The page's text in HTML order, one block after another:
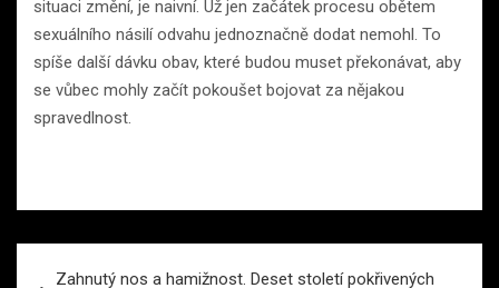
situaci změní, je naivní. Už jen začátek procesu obětem
sexuálního násilí odvahu jednoznačně dodat nemohl. To
spíše další dávku obav, které budou muset překonávat, aby
se vůbec mohly začít pokoušet bojovat za nějakou
spravedlnost.
Zahnutý nos a hamižnost. Deset století pokřivených